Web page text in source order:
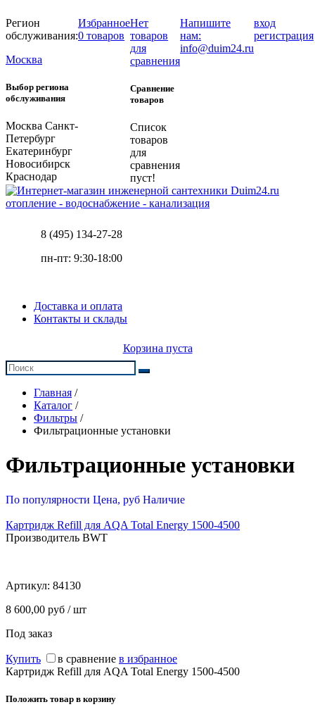
Регион
обслуживания:
Москва
Выбор региона
обслуживания
Москва Санкт-
Петербург
Екатеринбург
Новосибирск
Краснодар
Избранное
0 товаров
Нет
товаров
для
сравнения
Сравнение
товаров
Список
товаров
для
сравнения
пуст!
Напишите
нам:
info@duim24.ru
вход
регистрация
отопление - водоснабжение - канализация
8 (495) 134-27-28
пн-пт: 9:30-18:00
Доставка и оплата
Контакты и склады
Корзина пуста
Главная /
Каталог /
Фильтры /
Фильтрационные установки
Фильтрационные установки
По популярности Цена, руб Наличие
Картридж Refill для AQA Total Energy 1500-4500
Производитель BWT
Артикул: 84130
8 600,00 руб / шт
Под заказ
Купить в сравнение в избранное
Картридж Refill для AQA Total Energy 1500-4500
Положить товар в корзину